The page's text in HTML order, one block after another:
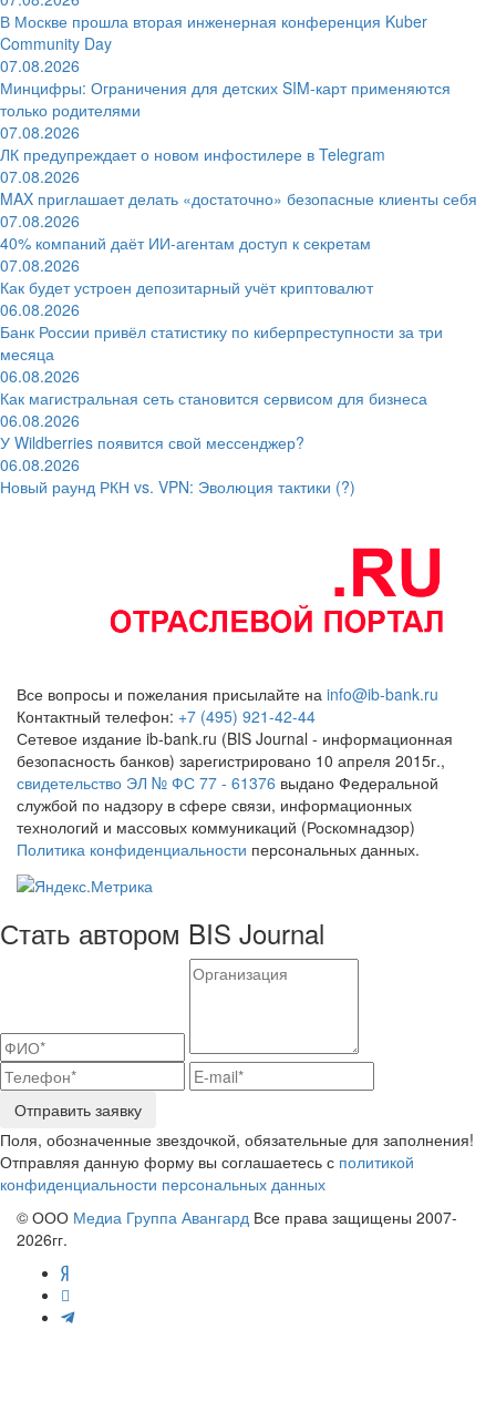
В Москве прошла вторая инженерная конференция Kuber
Community Day
07.08.2026
Минцифры: Ограничения для детских SIM-карт применяются
только родителями
07.08.2026
ЛК предупреждает о новом инфостилере в Telegram
07.08.2026
MAX приглашает делать «достаточно» безопасные клиенты себя
07.08.2026
40% компаний даёт ИИ‑агентам доступ к секретам
07.08.2026
Как будет устроен депозитарный учёт криптовалют
06.08.2026
Банк России привёл статистику по киберпреступности за три
месяца
06.08.2026
Как магистральная сеть становится сервисом для бизнеса
06.08.2026
У Wildberries появится свой мессенджер?
06.08.2026
Новый раунд РКН vs. VPN: Эволюция тактики (?)
Все вопросы и пожелания присылайте на info@ib-bank.ru
Контактный телефон: +7 (495) 921-42-44
Сетевое издание ib-bank.ru (BIS Journal - информационная
безопасность банков) зарегистрировано 10 апреля 2015г.,
свидетельство ЭЛ № ФС 77 - 61376 выдано Федеральной
службой по надзору в сфере связи, информационных
технологий и массовых коммуникаций (Роскомнадзор)
Политика конфиденциальности персональных данных.
Стать автором BIS Journal
Отправить заявку
Поля, обозначенные звездочкой, обязательные для заполнения!
Отправляя данную форму вы соглашаетесь с политикой
конфиденциальности персональных данных
© ООО Медиа Группа Авангард Все права защищены 2007-
2026гг.